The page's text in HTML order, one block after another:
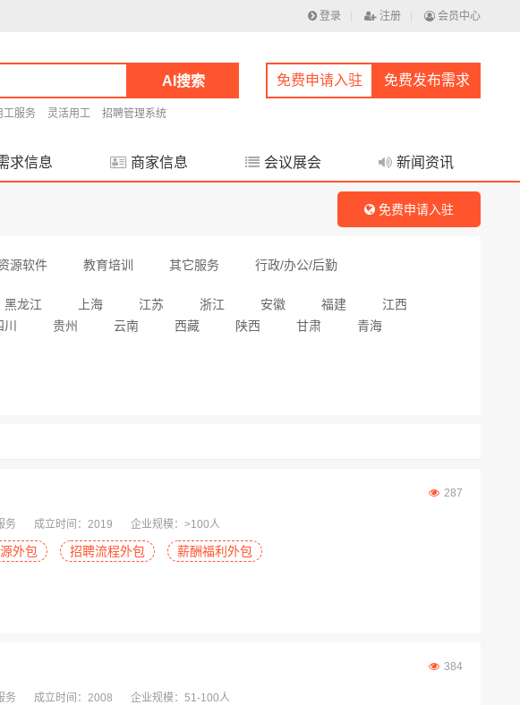
登录 注册 会员中心
AI搜索
工服务 灵活用工 招聘管理系统
免费申请入驻 免费发布需求
求信息 商家信息 会议展会 新闻资讯
免费申请入驻
源软件 教育培训 其它服务 行政/办公/后勤
黑龙江 上海 江苏 浙江 安徽 福建
江西
川 贵州 云南 西藏 陕西 甘肃
青海
务 成立时间：2019 企业规模：>100人
外包 招聘流程外包 薪酬福利外包
287
务 成立时间：2008 企业规模：51-100人
384